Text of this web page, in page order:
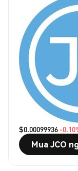
$0.00099936 -
Mua JCO